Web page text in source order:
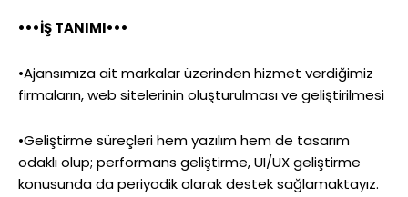
•••İŞ TANIMI•••
•Ajansımıza ait markalar üzerinden hizmet verdiğimiz
firmaların, web sitelerinin oluşturulması ve geliştirilmesi
•Geliştirme süreçleri hem yazılım hem de tasarım
odaklı olup; performans geliştirme, UI/UX geliştirme
konusunda da periyodik olarak destek sağlamaktayız.